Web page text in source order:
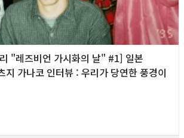
"레즈비언 가시화의 날" #1] 일본
지 가나코 인터뷰 : 우리가 당연한 풍경이